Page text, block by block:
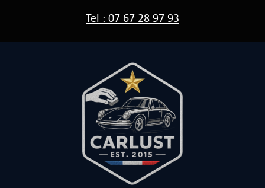
contenu
Tel : 07 67 28 97 93